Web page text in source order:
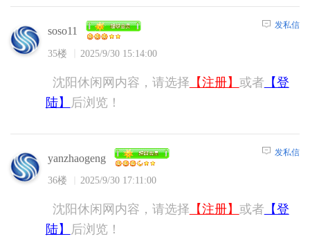
soso11
35楼 2025/9/30 15:14:00
发私信
沈阳休闲网内容，请选择 【注册】 或者 【登
陆】
后浏览！
yanzhaogeng
36楼 2025/9/30 17:11:00
发私信
沈阳休闲网内容，请选择 【注册】 或者 【登
陆】
后浏览！